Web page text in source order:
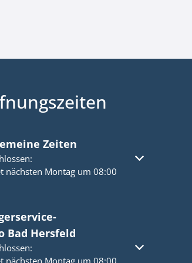
Zeiten
um weitere Öffnungs- oder Schließzeiten
nächsten Montag um 08:00
Bad Hersfeld
um weitere Öffnungs- oder Schließzeiten
nächsten Montag um 08:00